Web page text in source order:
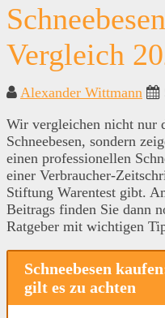
Vergleich
Alexander Wittmann
Wir vergleichen nicht nur
Schneebesen, sondern
einen professionellen
einer Verbraucher-
Stiftung Warentest gibt.
Beitrags finden Sie dann
Ratgeber mit wichtigen
Schneebesen
gilt es zu achten